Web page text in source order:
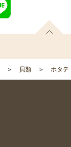
貝類 ホタテ